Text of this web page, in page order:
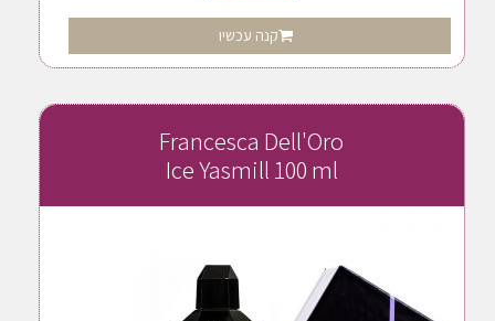
קנה עכשיו
Francesca Dell'Oro
Ice Yasmill 100 ml